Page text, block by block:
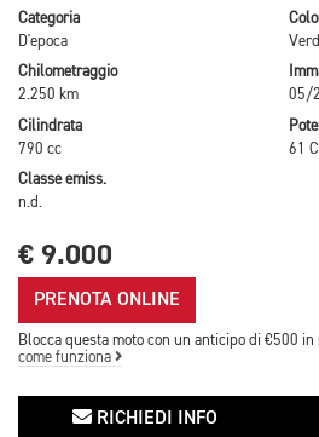
Categoria
D'epoca
Chilometraggio
2.250 km
05/
Cilindrata
790 cc
61
Classe emiss.
n.d.
€ 9.000
PRENOTA ONLINE
Blocca questa moto con un anticipo di €500
come funziona
RICHIEDI INFO